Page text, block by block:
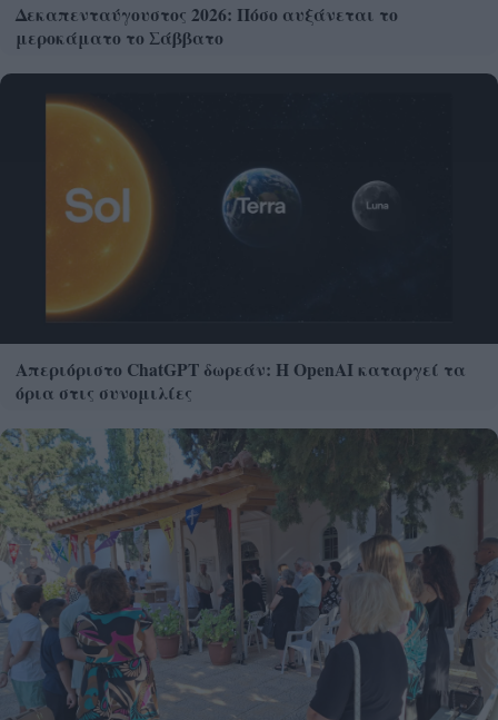
Δεκαπενταύγουστος 2026: Πόσο αυξάνεται το
μεροκάματο το Σάββατο
Απεριόριστο ChatGPT δωρεάν: Η OpenAI καταργεί τα
όρια στις συνομιλίες